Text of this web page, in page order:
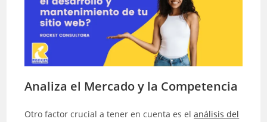
Analiza el Mercado y la Competencia
Otro factor crucial a tener en cuenta es elanálisis del